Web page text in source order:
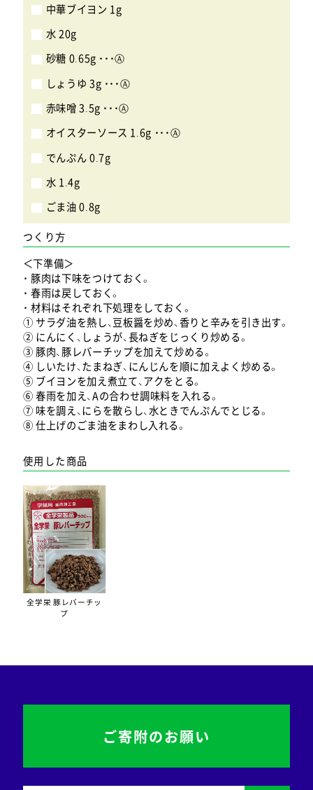
中華ブイヨン 1g
水 20g
砂糖 0.65g ・・・Ⓐ
しょうゆ 3g ・・・Ⓐ
赤味噌 3.5g ・・・Ⓐ
オイスターソース 1.6g ・・・Ⓐ
でんぷん 0.7g
水 1.4g
ごま油 0.8g
つくり方
＜下準備＞
・ 豚肉は下味をつけておく。
・ 春雨は戻しておく。
・ 材料はそれぞれ下処理をしておく。
① サラダ油を熱し、豆板醤を炒め、香りと辛みを引き出す。
② にんにく、しょうが、長ねぎをじっくり炒める。
③ 豚肉、豚レバーチップを加えて炒める。
④ しいたけ、たまねぎ、にんじんを順に加えよく炒める。
⑤ ブイヨンを加え煮立て、アクをとる。
⑥ 春雨を加え、Aの合わせ調味料を入れる。
⑦ 味を調え、にらを散らし、水ときでんぷんでとじる。
⑧ 仕上げのごま油をまわし入れる。
使用した商品
全学栄 豚レバーチッ
プ
ご寄附のお願い